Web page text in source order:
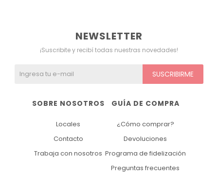
GUÍA DE COMPRA
¿Cómo comprar?
Devoluciones
Programa de fidelización
Preguntas frecuentes
SOBRE NOSOTROS
Locales
Contacto
Trabaja con nosotros
NEWSLETTER
¡Suscribite y recibí todas nuestras novedades!
SUSCRIBIRME